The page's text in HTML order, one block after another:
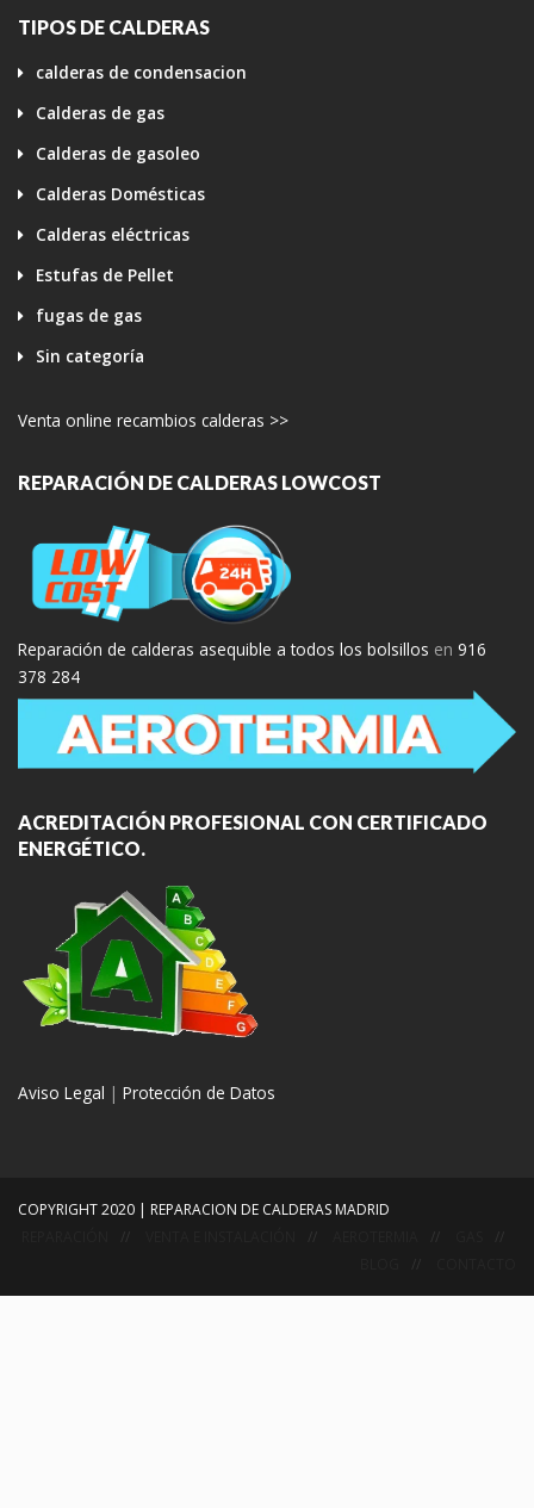
TIPOS DE CALDERAS
calderas de condensacion
Calderas de gas
Calderas de gasoleo
Calderas Domésticas
Calderas eléctricas
Estufas de Pellet
fugas de gas
Sin categoría
Venta online recambios calderas >>
REPARACIÓN DE CALDERAS LOWCOST
Reparación de calderas asequible a todos los bolsillos en 916
378 284
ACREDITACIÓN PROFESIONAL CON CERTIFICADO
ENERGÉTICO.
Aviso Legal | Protección de Datos
COPYRIGHT 2020 | REPARACION DE CALDERAS MADRID